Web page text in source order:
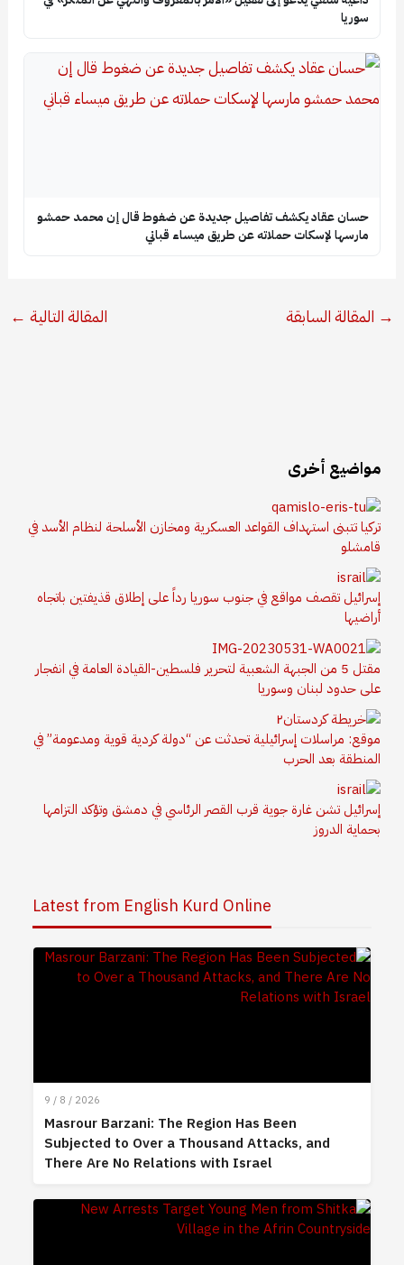
سوريا
حسان عقاد يكشف تفاصيل جديدة عن ضغوط قال إن محمد حمشو
مارسها لإسكات حملاته عن طريق ميساء قباني
→ المقالة السابقة المقالة التالية ←
مواضيع أخرى
تركيا تتبنى استهداف القواعد العسكرية ومخازن الأسلحة لنظام الأسد في
قامشلو
إسرائيل تقصف مواقع في جنوب سوريا رداً على إطلاق قذيفتين باتجاه
أراضيها
مقتل 5 من الجبهة الشعبية لتحرير فلسطين-القيادة العامة في انفجار
على حدود لبنان وسوريا
موقع: مراسلات إسرائيلية تحدثت عن “دولة كردية قوية ومدعومة” في
المنطقة بعد الحرب
إسرائيل تشن غارة جوية قرب القصر الرئاسي في دمشق وتؤكد التزامها
بحماية الدروز
Latest from English Kurd Online
9 / 8 / 2026
Masrour Barzani: The Region Has Been
Subjected to Over a Thousand Attacks, and
There Are No Relations with Israel